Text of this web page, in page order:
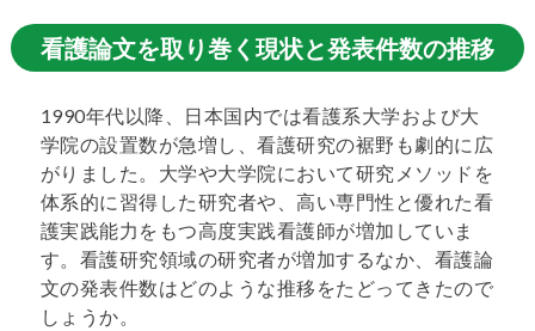
看護論文を取り巻く現状と発表件数の推移
1990年代以降、日本国内では看護系大学および大
学院の設置数が急増し、看護研究の裾野も劇的に広
がりました。大学や大学院において研究メソッドを
体系的に習得した研究者や、高い専門性と優れた看
護実践能力をもつ高度実践看護師が増加していま
す。看護研究領域の研究者が増加するなか、看護論
文の発表件数はどのような推移をたどってきたので
しょうか。